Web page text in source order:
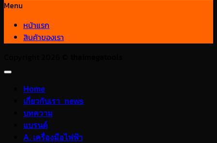
Menu
หน้าแรก
สินค้าของเรา
Home
เกี่ยวกับเรา_news
บทความ
แบรนด์
A. เครื่องมือไฟฟ้า